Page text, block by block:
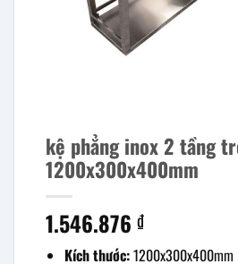
kệ phẳng inox 2 tầng
1200x300x400mm
1.546.876 ₫
Kích thước:1200x300x400mm